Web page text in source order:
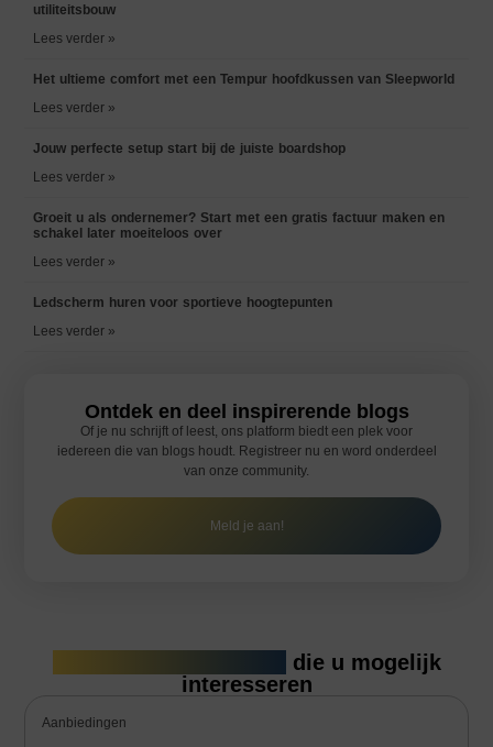
utiliteitsbouw
Lees verder »
Het ultieme comfort met een Tempur hoofdkussen van Sleepworld
Lees verder »
Jouw perfecte setup start bij de juiste boardshop
Lees verder »
Groeit u als ondernemer? Start met een gratis factuur maken en
schakel later moeiteloos over
Lees verder »
Ledscherm huren voor sportieve hoogtepunten
Lees verder »
Ontdek en deel inspirerende blogs
Of je nu schrijft of leest, ons platform biedt een plek voor
iedereen die van blogs houdt. Registreer nu en word onderdeel
van onze community.
Meld je aan!
die u mogelijk
interesseren
Aanbiedingen